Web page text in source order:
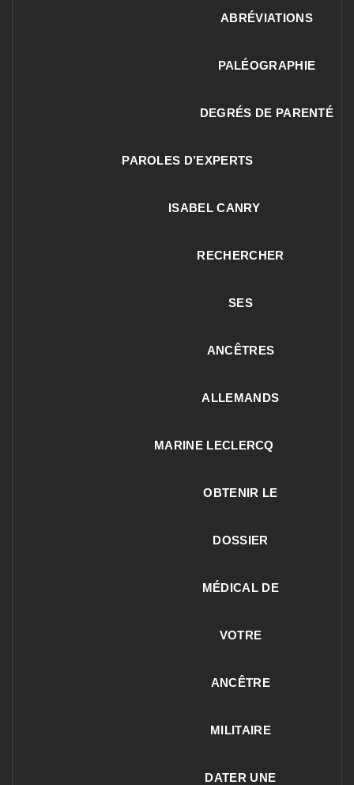
ABRÉVIATIONS
PALÉOGRAPHIE
DEGRÉS DE PARENTÉ
PAROLES D’EXPERTS
ISABEL CANRY
RECHERCHER
SES
ANCÊTRES
ALLEMANDS
MARINE LECLERCQ
OBTENIR LE
DOSSIER
MÉDICAL DE
VOTRE
ANCÊTRE
MILITAIRE
DATER UNE